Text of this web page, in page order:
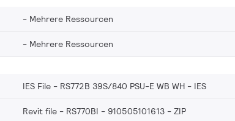
Mehrere Ressourcen
Mehrere Ressourcen
IES File - RS772B 39S/840 PSU-E WB WH IES
Revit file - RS770BI - 910505101613 ZIP